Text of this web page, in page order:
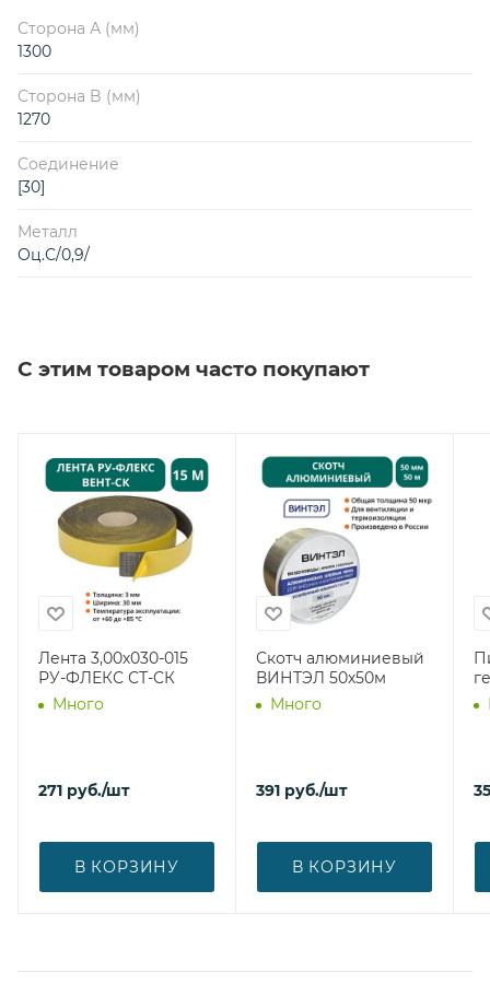
Сторона А (мм)
1300
Сторона B (мм)
1270
Соединение
[30]
Металл
Оц.С/0,9/
С этим товаром часто покупают
Лента 3,00х030-015
РУ-ФЛЕКС СТ-СК
Много
271 руб./шт
В КОРЗИНУ
Скотч алюминиевый
ВИНТЭЛ 50х50м
Много
391 руб./шт
В КОРЗИНУ